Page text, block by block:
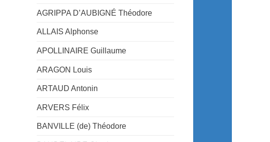
AGRIPPA D’AUBIGNÉ Théodore
ALLAIS Alphonse
APOLLINAIRE Guillaume
ARAGON Louis
ARTAUD Antonin
ARVERS Félix
BANVILLE (de) Théodore